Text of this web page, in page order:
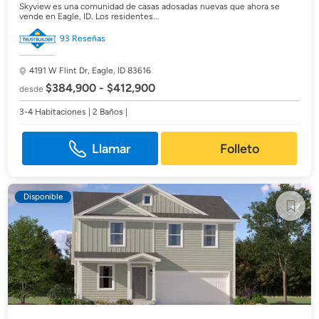
Skyview es una comunidad de casas adosadas nuevas que ahora se
vende en Eagle, ID. Los residentes...
93 Reseñas
4191 W Flint Dr, Eagle, ID 83616
desde$384,900 - $412,900
3-4 Habitaciones | 2 Baños |
Llamar Folleto
Disponible